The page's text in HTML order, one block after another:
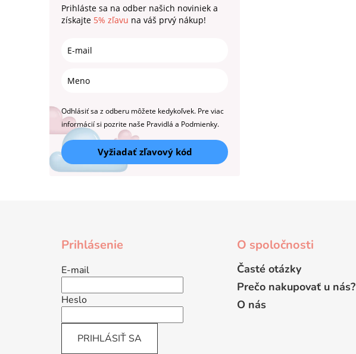
Prihláste sa na odber našich noviniek a
získajte 5% zľavu na váš prvý nákup!
Odhlásiť sa z odberu môžete kedykoľvek. Pre viac
informácií si pozrite naše Pravidlá a Podmienky.
Vyžiadať zľavový kód
Prihlásenie
E-mail
Heslo
PRIHLÁSIŤ SA
O spoločnosti
Časté otázky
Prečo nakupovať u nás?
O nás